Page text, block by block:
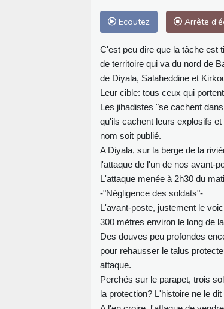
Ecoutez Arrête
C'est peu dire que la tâche est
de territoire qui va du nord de
de Diyala, Salaheddine et
Leur cible: tous ceux qui
Les jihadistes "se cachent
qu'ils cachent leurs explosifs
nom soit publié.
A Diyala, sur la berge de la
l'attaque de l'un de nos avant-
L'attaque menée à 2h30 du
-"Négligence des soldats"-
L'avant-poste, justement le
300 mètres environ le long de
Des douves peu profondes
pour rehausser le talus
attaque.
Perchés sur le parapet, trois
la protection? L'histoire ne le